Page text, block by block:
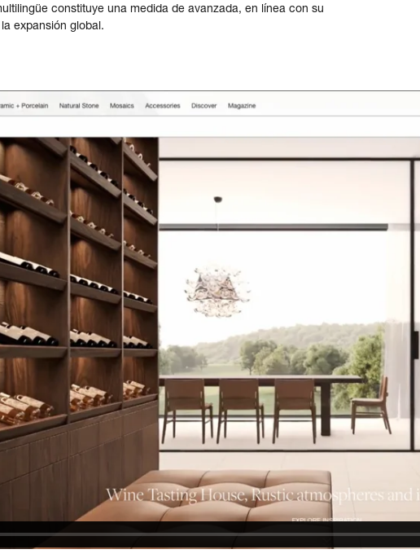
constituye una medida de avanzada, en línea con su
expansión global.